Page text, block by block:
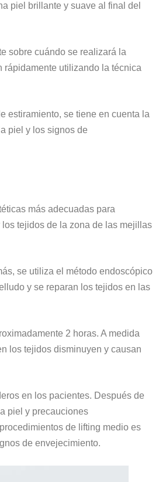
piel brillante y suave al final del
sobre cuándo se realizará la
rápidamente utilizando la técnica
estiramiento, se tiene en cuenta la
piel y los signos de
más adecuadas para
tejidos de la zona de las mejillas
se utiliza el método endoscópico
y se reparan los tejidos en las
2 horas. A medida
los tejidos disminuyen y causan
en los pacientes. Después de
piel y precauciones
de lifting medio es
de envejecimiento.